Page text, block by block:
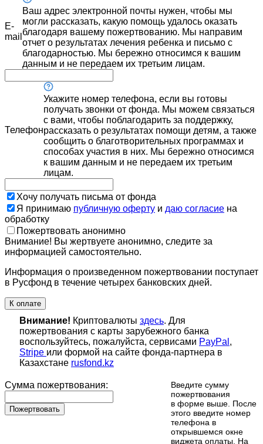
E-
mail
Ваш адрес электронной почты нужен, чтобы мы
могли рассказать, какую помощь удалось оказать
благодаря вашему пожертвованию. Мы направим
отчет о результатах лечения ребенка и письмо с
благодарностью. Мы бережно относимся к вашим
данным и не передаем их третьим лицам.
Телефон
Укажите номер телефона, если вы готовы
получать звонки от фонда. Мы можем связаться
с вами, чтобы поблагодарить за поддержку,
рассказать о результатах помощи детям, а также
сообщить о благотворительных программах и
способах участия в них. Мы бережно относимся
к вашим данным и не передаем их третьим
лицам.
Хочу получать письма от фонда
Я принимаю публичную оферту и даю согласие на
обработку
Пожертвовать анонимно
Внимание! Вы жертвуете анонимно, следите за
информацией самостоятельно.
Информация о произведенном пожертвовании поступает
в Русфонд в течение четырех банковских дней.
К оплате
Внимание! Криптовалюты здесь. Для
пожертвования с карты зарубежного банка
воспользуйтесь, пожалуйста, сервисами PayPal ,
Stripe или формой на сайте фонда-партнера в
Казахстане rusfond.kz
Сумма пожертвования:
Пожертвовать
Введите сумму
пожертвования
в форме выше. После
этого введите номер
телефона в
открывшемся окне
виджета оплаты. На